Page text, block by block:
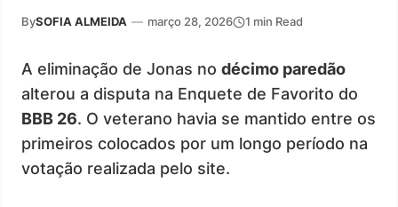
BySOFIA ALMEIDA — março 28, 2026 1 min Read
A eliminação de Jonas no décimo paredão
alterou a disputa na Enquete de Favorito do
BBB 26. O veterano havia se mantido entre os
primeiros colocados por um longo período na
votação realizada pelo site.